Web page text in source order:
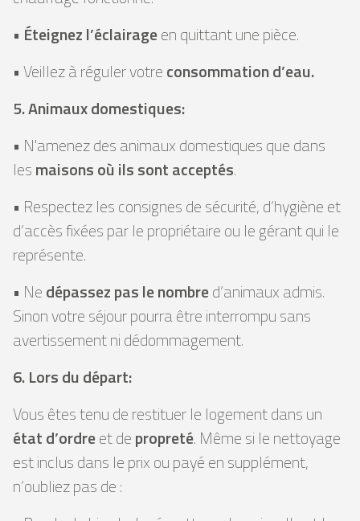
• Éteignez l’éclairageen quittant une pièce.
• Veillez à réguler votreconsommation d’eau.
5. Animaux domestiques:
• N'amenez des animaux domestiques que dans
lesmaisons où ils sont acceptés.
• Respectez les consignes de sécurité, d’hygiène et
d’accès fixées par le propriétaire ou le gérant qui le
représente.
• Nedépassez pas le nombred’animaux admis.
Sinon votre séjour pourra être interrompu sans
avertissement ni dédommagement.
6. Lors du départ:
Vous êtes tenu de restituer le logement dans un
état d’ordreet depropreté. Même si le nettoyage
est inclus dans le prix ou payé en supplément,
n’oubliez pas de :